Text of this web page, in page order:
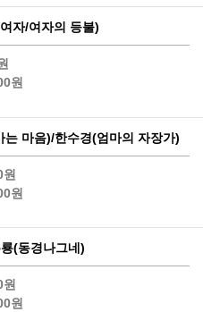
자/여자의 등불)
원
는 마음)/한수경(엄마의 자장가)
원
(동경나그네)
원